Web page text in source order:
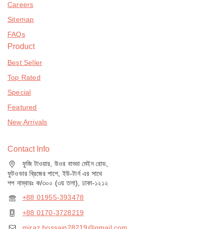
Careers
Sitemap
FAQs
Product
Best Seller
Top Rated
Special
Featured
New Arrivals
Contact Info
ফুজি টাওয়ার, উওর বাড্ডা মেইন রোড,
ফুটওভার ব্রিজের পাশে, ইউ-টার্ন এর সাথে
শপ নাম্বারঃ ক/৩০০ (৩য় তলা), ঢাকা-১২১২
+88 01955-393478
+88 0170-3728219